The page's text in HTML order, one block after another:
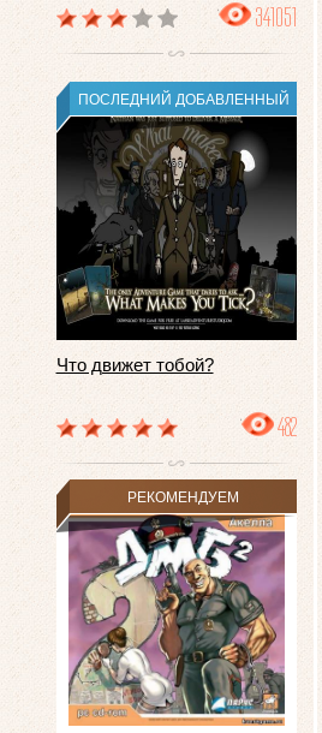
341051
ПОСЛЕДНИЙ ДОБАВЛЕННЫЙ
Что движет тобой?
482
РЕКОМЕНДУЕМ